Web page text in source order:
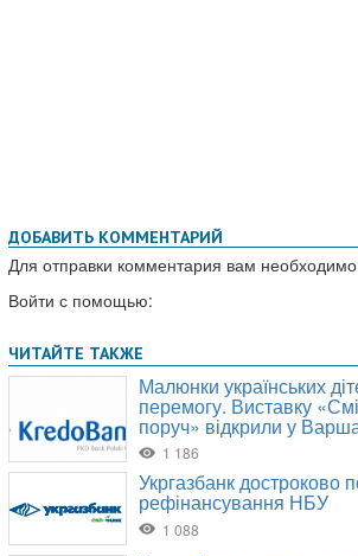
ДОБАВИТЬ КОММЕНТАРИЙ
Для отправки комментария вам необходимо
Войти с помощью: